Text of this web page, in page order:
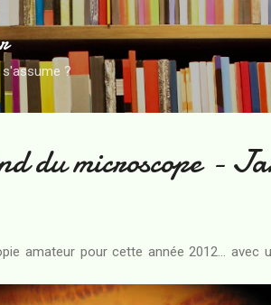
au contenu principal
s'assume ?
du microscope -
amateur pour cette année 2012... avec